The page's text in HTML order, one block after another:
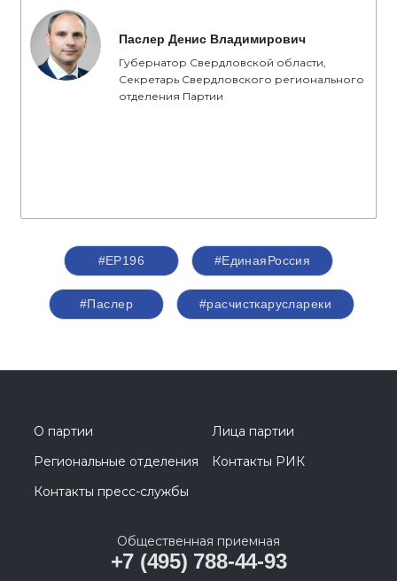
Паслер Денис Владимирович
Губернатор Свердловской области,
Секретарь Свердловского регионального
отделения Партии
#ЕР196 #ЕдинаяРоссия
#Паслер #расчисткаруслареки
О партии
Лица партии
Региональные отделения
Контакты РИК
Контакты пресс-службы
Общественная приемная
+7 (495) 788-44-93